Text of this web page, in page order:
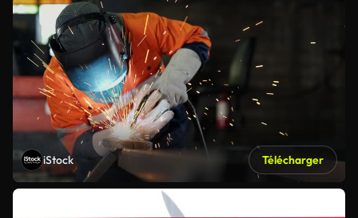
iStock Télécharger